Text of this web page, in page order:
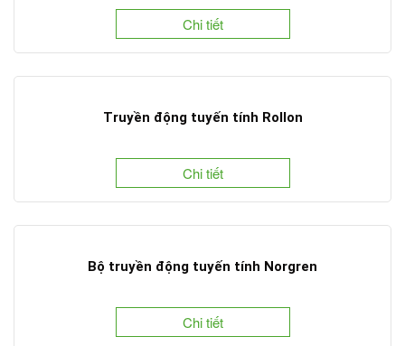
Chi tiết
Truyền động tuyến tính Rollon
Chi tiết
Bộ truyền động tuyến tính Norgren
Chi tiết